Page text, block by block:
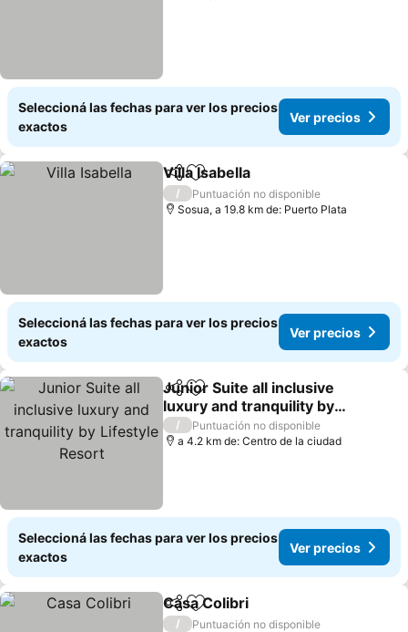
Seleccioná las fechas para ver los precios
exactos
Ver precios
CompartirAñadir a favoritos
Villa Isabella
/
Puntuación no disponible
Sosua, a 19.8 km de: Puerto Plata
Seleccioná las fechas para ver los precios
exactos
Ver precios
CompartirAñadir a favoritos
Junior Suite all inclusive
luxury and tranquility by
Lifestyle Resort
/
Puntuación no disponible
a 4.2 km de: Centro de la ciudad
Seleccioná las fechas para ver los precios
exactos
Ver precios
CompartirAñadir a favoritos
Casa Colibri
/
Puntuación no disponible